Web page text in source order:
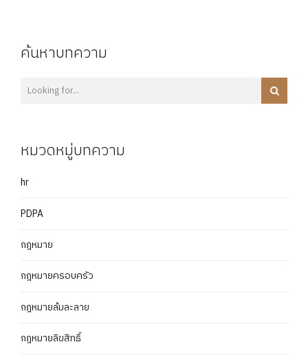
ค้นหาบทความ
หมวดหมู่บทความ
hr
PDPA
กฎหมาย
กฎหมายครอบครัว
กฎหมายล้มละลาย
กฎหมายลิขสิทธิ์